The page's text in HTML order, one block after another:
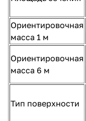
Ориентировочная
масса 1 м
Ориентировочная
масса 6 м
Тип поверхности